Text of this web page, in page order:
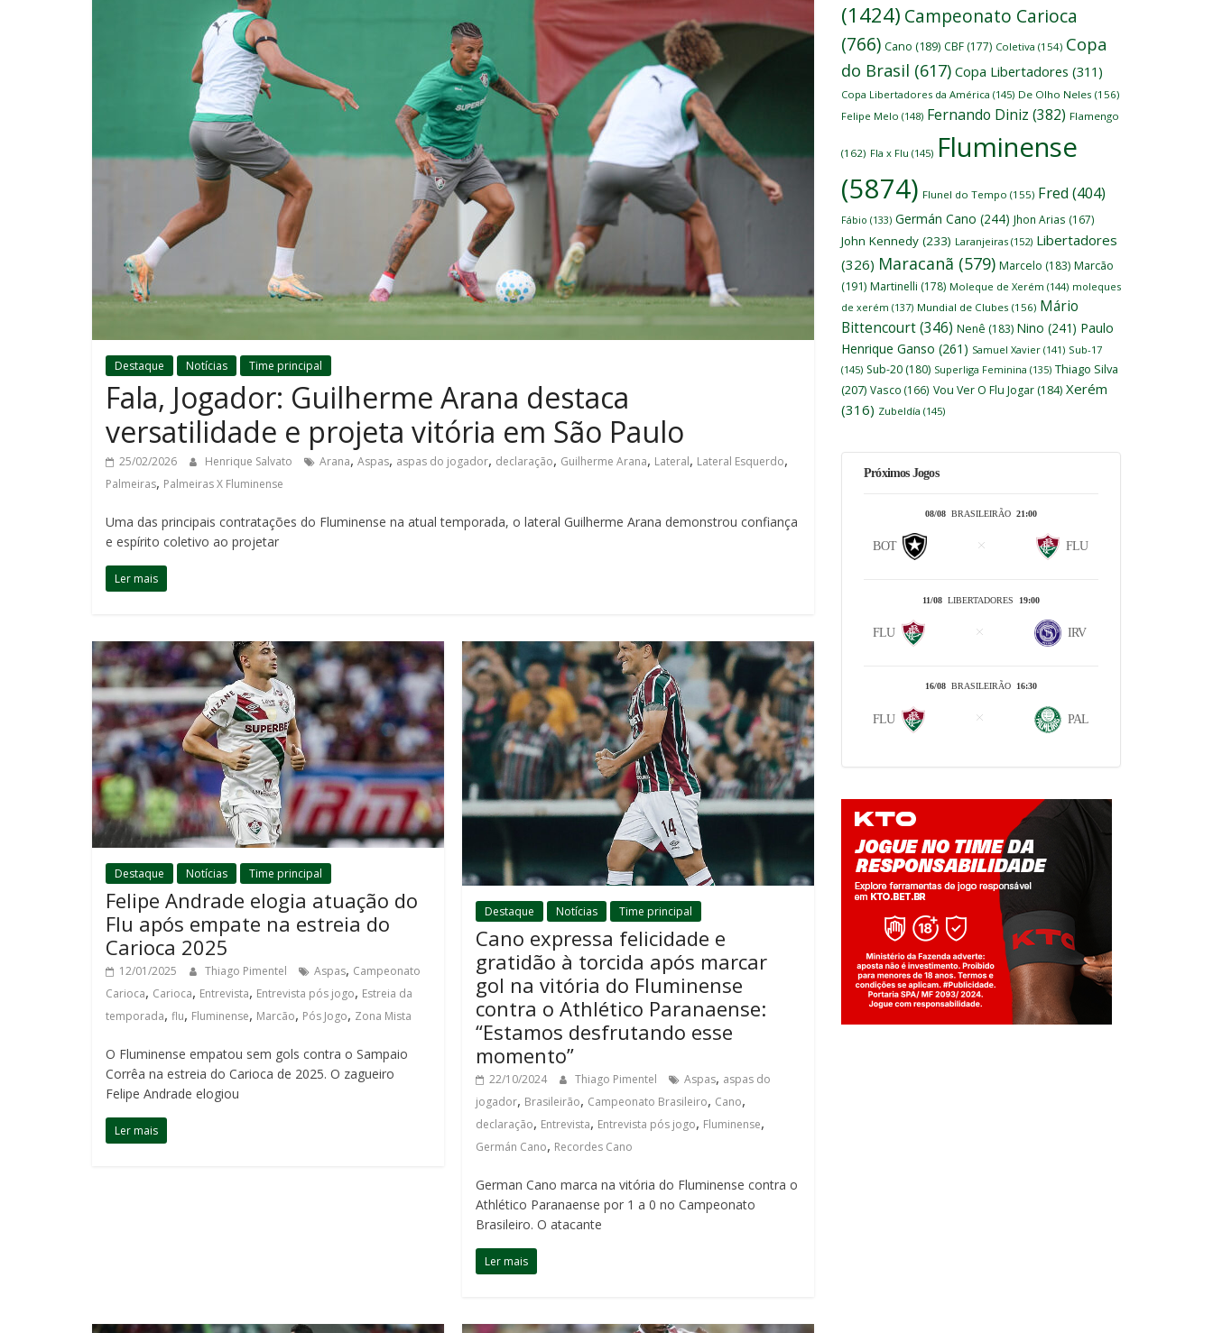
Destaque Notícias Time principal
Fala, Jogador: Guilherme Arana destaca
versatilidade e projeta vitória em São Paulo
25/02/2026 Henrique Salvato Arana, Aspas, aspas do jogador, declaração, Guilherme Arana, Lateral, Lateral Esquerdo,
Palmeiras, Palmeiras X Fluminense
Uma das principais contratações do Fluminense na atual temporada, o lateral Guilherme Arana demonstrou confiança
e espírito coletivo ao projetar
Ler mais
Destaque Notícias Time principal
Felipe Andrade elogia atuação do
Flu após empate na estreia do
Carioca 2025
12/01/2025 Thiago Pimentel Aspas, Campeonato
Carioca, Carioca, Entrevista, Entrevista pós jogo, Estreia da
temporada, flu, Fluminense, Marcão, Pós Jogo, Zona Mista
O Fluminense empatou sem gols contra o Sampaio
Corrêa na estreia do Carioca de 2025. O zagueiro
Felipe Andrade elogiou
Ler mais
Destaque Notícias Time principal
Cano expressa felicidade e
gratidão à torcida após marcar
gol na vitória do Fluminense
contra o Athlético Paranaense:
“Estamos desfrutando esse
momento”
22/10/2024 Thiago Pimentel Aspas, aspas do
jogador, Brasileirão, Campeonato Brasileiro, Cano,
declaração, Entrevista, Entrevista pós jogo, Fluminense,
Germán Cano, Recordes Cano
German Cano marca na vitória do Fluminense contra o
Athlético Paranaense por 1 a 0 no Campeonato
Brasileiro. O atacante
Ler mais
(1424) Campeonato Carioca
(766) Cano (189) CBF (177) Coletiva (154) Copa
do Brasil (617) Copa Libertadores (311)
Copa Libertadores da América (145) De Olho Neles (156)
Felipe Melo (148) Fernando Diniz (382) Flamengo
(162) Fla x Flu (145) Fluminense
(5874) Flunel do Tempo (155) Fred (404)
Fábio (133) Germán Cano (244) Jhon Arias (167)
John Kennedy (233) Laranjeiras (152) Libertadores
(326) Maracanã (579) Marcelo (183) Marcão
(191) Martinelli (178) Moleque de Xerém (144) moleques
de xerém (137) Mundial de Clubes (156) Mário
Bittencourt(346) Nenê (183) Nino (241) Paulo
Henrique Ganso (261) Samuel Xavier (141) Sub-17
(145) Sub-20 (180) Superliga Feminina (135) Thiago Silva
(207) Vasco (166) Vou Ver O Flu Jogar (184) Xerém
(316) Zubeldía (145)
Próximos Jogos
08/08 BRASILEIRÃO 21:00
BOT FLU
11/08 LIBERTADORES 19:00
FLU IRV
16/08 BRASILEIRÃO 16:30
FLU PAL
Jogue com responsabilidade. 18+